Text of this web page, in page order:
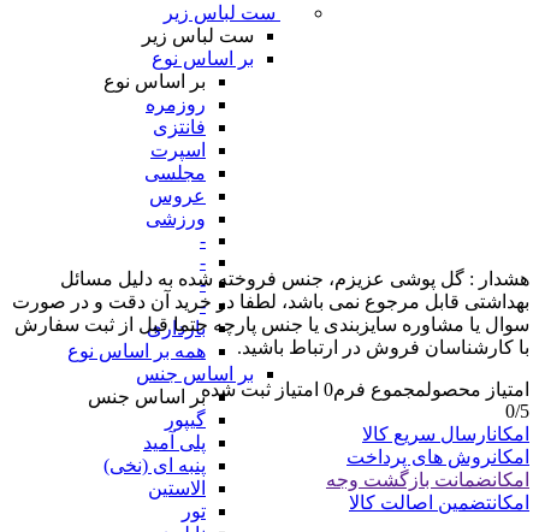
ست لباس زیر
ست لباس زیر
بر اساس نوع
بر اساس نوع
روزمره
فانتزی
اسپرت
مجلسی
عروس
ورزشی
-
-
-
-
بارداری
همه بر اساس نوع
بر اساس جنس
بر اساس جنس
گیپور
پلی آمید
پنبه ای (نخی)
الاستین
تور
هشدار : گل پوشی عزیزم، جنس فروخته شده به دلیل مسائل
بهداشتی قابل مرجوع نمی باشد، لطفا در خرید آن دقت و در صورت
سوال یا مشاوره سایزبندی یا جنس پارچه حتما قبل از ثبت سفارش
با کارشناسان فروش در ارتباط باشید.
امتیاز محصولمجموع فرم0 امتیاز ثبت شده
0/5
امکانارسال سریع کالا
امکانروش های پرداخت
امکانضمانت بازگشت وجه
امکانتضمین اصالت کالا